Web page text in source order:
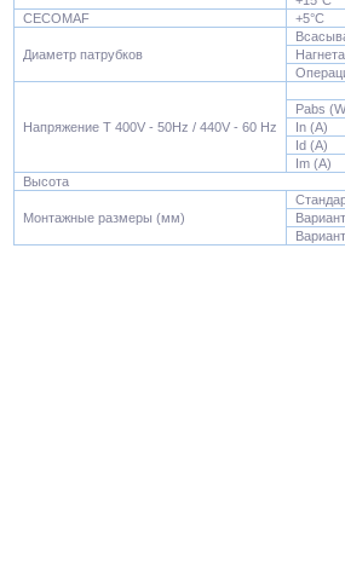
CECOMAF
+5°С
Диаметр патрубков
Напряжение T 400V - 50Hz / 440V - 60 Hz
Pabs
In (A)
Id (A)
Im (A)
Высота
Монтажные размеры (мм)